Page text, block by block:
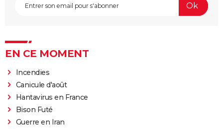
EN CE MOMENT
Incendies
Canicule d'août
Hantavirus en France
Bison Futé
Guerre en Iran